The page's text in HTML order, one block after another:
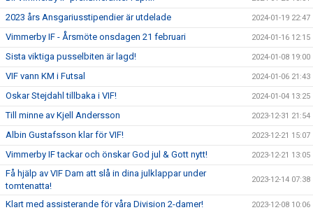
2023 års Ansgariusstipendier är utdelade 2024-01-19 22:47
Vimmerby IF - Årsmöte onsdagen 21 februari 2024-01-16 12:15
Sista viktiga pusselbiten är lagd! 2024-01-08 19:00
VIF vann KM i Futsal 2024-01-06 21:43
Oskar Stejdahl tillbaka i VIF! 2024-01-04 13:25
Till minne av Kjell Andersson 2023-12-31 21:54
Albin Gustafsson klar för VIF! 2023-12-21 15:07
Vimmerby IF tackar och önskar God jul & Gott nytt! 2023-12-21 13:05
Få hjälp av VIF Dam att slå in dina julklappar under
tomtenatta!
2023-12-14 07:38
Klart med assisterande för våra Division 2-damer! 2023-12-08 10:06